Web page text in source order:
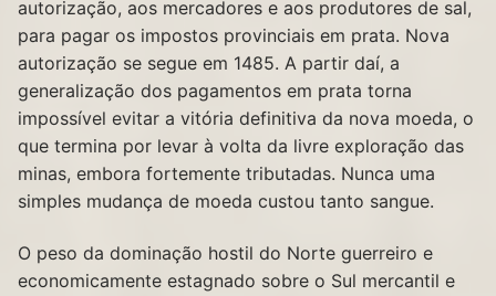
autorização, aos mercadores e aos produtores de sal,
para pagar os impostos provinciais em prata. Nova
autorização se segue em 1485. A partir daí, a
generalização dos pagamentos em prata torna
impossível evitar a vitória definitiva da nova moeda, o
que termina por levar à volta da livre exploração das
minas, embora fortemente tributadas. Nunca uma
simples mudança de moeda custou tanto sangue.
O peso da dominação hostil do Norte guerreiro e
economicamente estagnado sobre o Sul mercantil e